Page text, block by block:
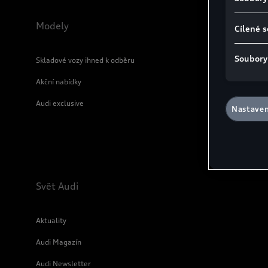
Modely
Skladové vozy ihned k odběru
Akční nabídky
Audi exclusive
Svět Audi
Aktuality
Audi Magazín
Audi Newsletter
osobních
ukládání
GDPR
souborů
naleznete
Cílené